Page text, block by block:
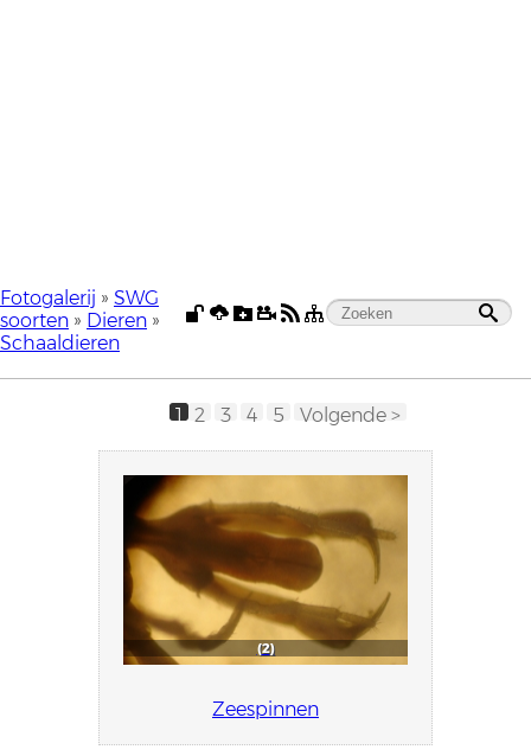
Fotogalerij » SWG
soorten » Dieren »
Schaaldieren
1 2 3 4 5 Volgende >
2
Zeespinnen